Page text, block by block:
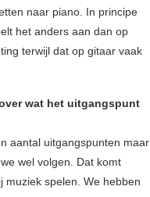
naar piano. In principe
het anders aan dan op
terwijl dat op gitaar vaak
wat het uitgangspunt
aantal uitgangspunten maar
wel volgen. Dat komt
muziek spelen. We hebben